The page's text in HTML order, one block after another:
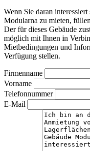
Wenn Sie daran
Modularna zu mieten,
Der für dieses Gebäude
möglich mit Ihnen in
Mietbedingungen und
Verfügung stellen.
Firmenname
Vorname
Telefonnummer
E-Mail